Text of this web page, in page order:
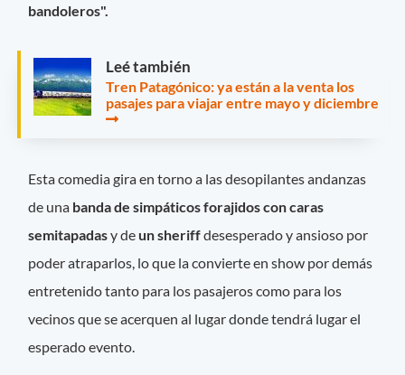
bandoleros".
Leé también
Tren Patagónico: ya están a la venta los
pasajes para viajar entre mayo y diciembre
Esta comedia gira en torno a las desopilantes andanzas
de una banda de simpáticos forajidos con caras
semitapadasy de un sheriffdesesperado y ansioso por
poder atraparlos, lo que la convierte en show por demás
entretenido tanto para los pasajeros como para los
vecinos que se acerquen al lugar donde tendrá lugar el
esperado evento.